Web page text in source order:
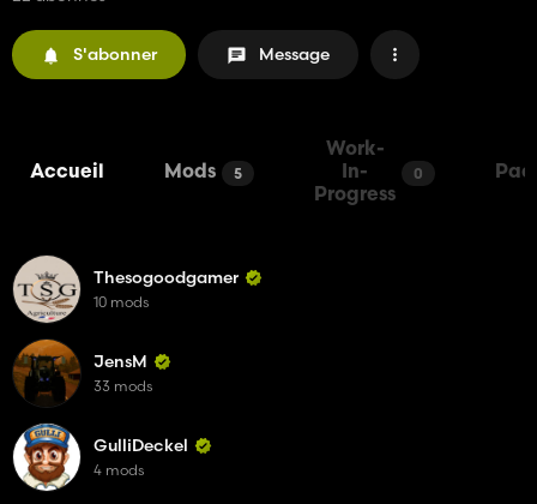
S'abonner Message
Accueil Mods 5
Work-
In-
Progress
0
Thesogoodgamer
10 mods
JensM
33 mods
GulliDeckel
4 mods